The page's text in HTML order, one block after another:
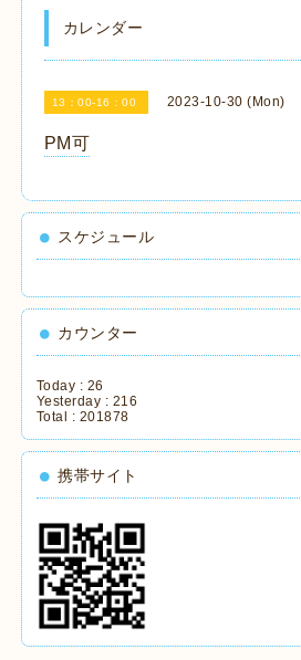
カレンダー
13：00-16：00 2023-10-30 (Mon)
PM可
スケジュール
カウンター
Today : 26
Yesterday : 216
Total : 201878
携帯サイト